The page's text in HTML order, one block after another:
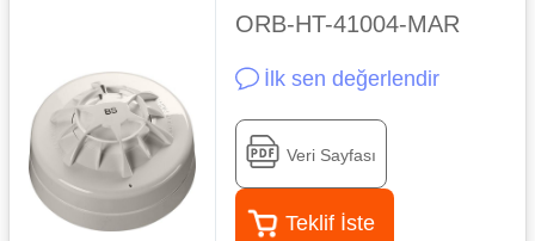
ORB-HT-41004-MAR
İlk sen değerlendir
Veri Sayfası
Teklif İste